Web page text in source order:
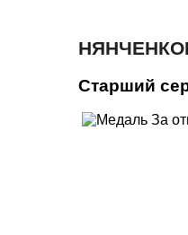
Старший